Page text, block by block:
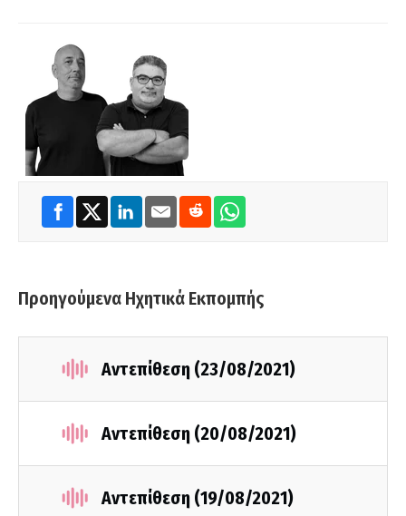
Προηγούμενα Ηχητικά Εκπομπής
Αντεπίθεση (23/08/2021)
Αντεπίθεση (20/08/2021)
Αντεπίθεση (19/08/2021)